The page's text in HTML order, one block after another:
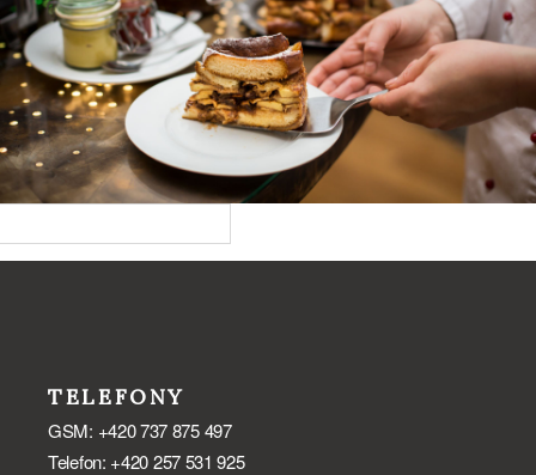
TELEFONY
GSM: +420 737 875 497
Telefon: +420 257 531 925